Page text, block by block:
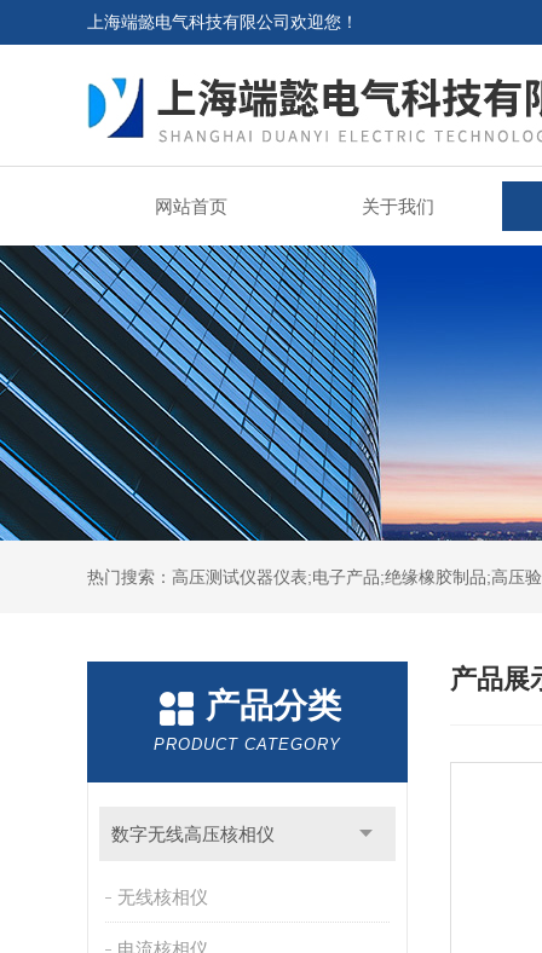
上海端懿电气科技有限公司欢迎您！
网站首页 关于我们
热门搜索：高压测试仪器仪表;电子产品;绝缘橡胶制品;高压
产品分类
PRODUCT CATEGORY
数字无线高压核相仪
无线核相仪
电流核相仪
产品展